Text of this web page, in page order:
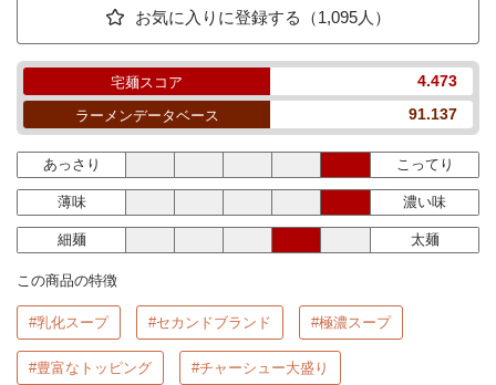
お気に入りに登録する（1,095人）
宅麺スコア 4.473
ラーメンデータベース 91.137
あっさり こってり
薄味 濃い味
細麺 太麺
この商品の特徴
#乳化スープ #セカンドブランド #極濃スープ
#豊富なトッピング #チャーシュー大盛り